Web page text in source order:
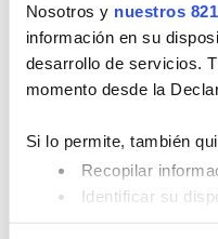
Nosotros y nuestros
información en su
desarrollo de servicios.
momento desde la
Si lo permite, también
Recopilar
Identificar su